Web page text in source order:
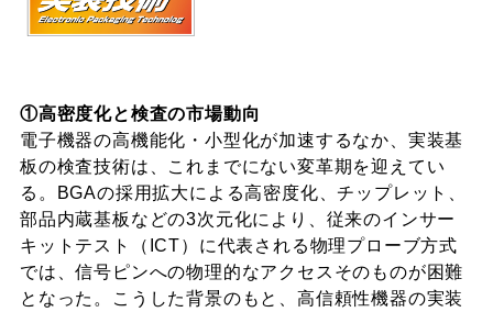
①高密度化と検査の市場動向
電子機器の高機能化・小型化が加速するなか、実装基
板の検査技術は、これまでにない変革期を迎えてい
る。BGAの採用拡大による高密度化、チップレット、
部品内蔵基板などの3次元化により、従来のインサー
キットテスト（ICT）に代表される物理プローブ方式
では、信号ピンへの物理的なアクセスそのものが困難
となった。こうした背景のもと、高信頼性機器の実装